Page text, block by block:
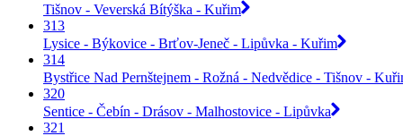
Tišnov - Veverská Bítýška - Kuřim
313
Lysice - Býkovice - Brťov-Jeneč - Lipůvka - Kuřim
314
Bystřice Nad Pernštejnem - Rožná - Nedvědice - Tišnov -
320
Sentice - Čebín - Drásov - Malhostovice - Lipůvka
321